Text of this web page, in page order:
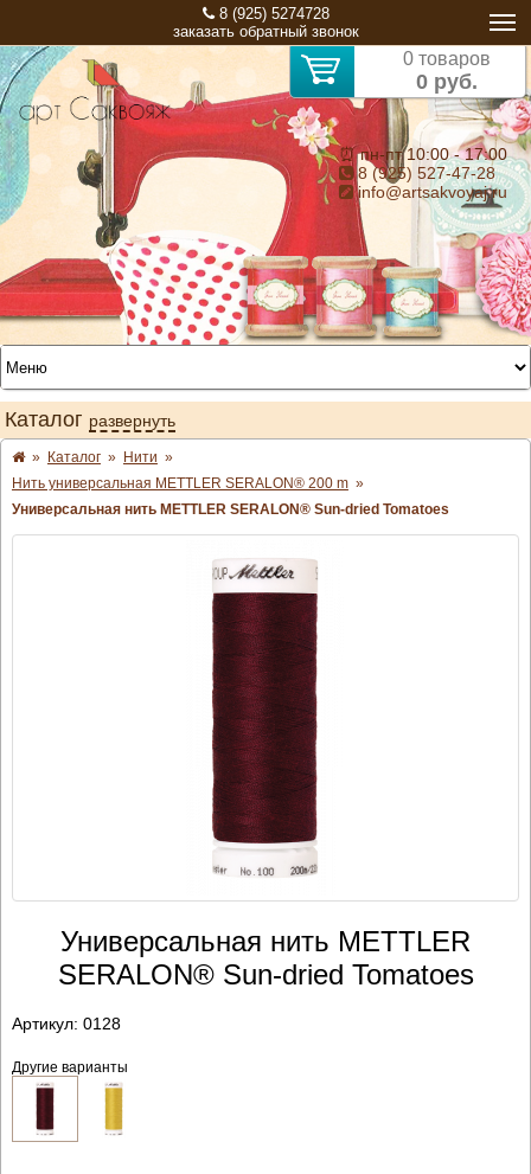
8 (925) 5274728
заказать обратный звонок
0 товаров
0 руб.
⏰ пн-пт 10:00 - 17:00
8 (925) 527-47-28
info@artsakvoyaj.ru
Каталог развернуть
» Каталог » Нити »
Нить универсальная METTLER SERALON® 200 m »
Универсальная нить METTLER SERALON® Sun-dried Tomatoes
Универсальная нить METTLER
SERALON® Sun-dried Tomatoes
Артикул: 0128
Другие варианты